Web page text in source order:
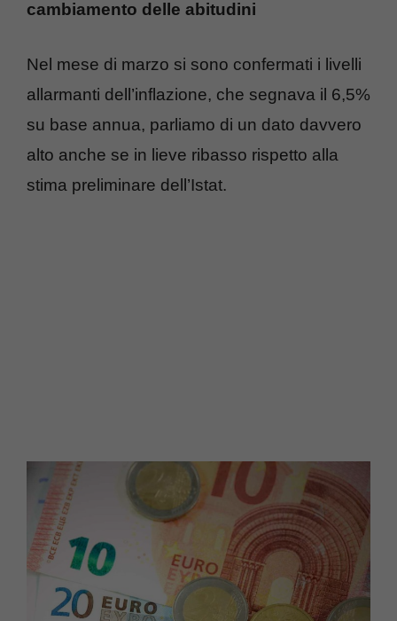
cambiamento delle abitudini
Nel mese di marzo si sono confermati i livelli
allarmanti dell’inflazione, che segnava il 6,5%
su base annua, parliamo di un dato davvero
alto anche se in lieve ribasso rispetto alla
stima preliminare dell’Istat.